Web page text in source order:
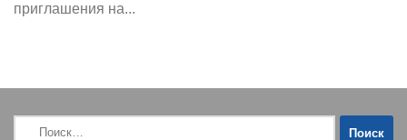
приглашения на...
Найти: